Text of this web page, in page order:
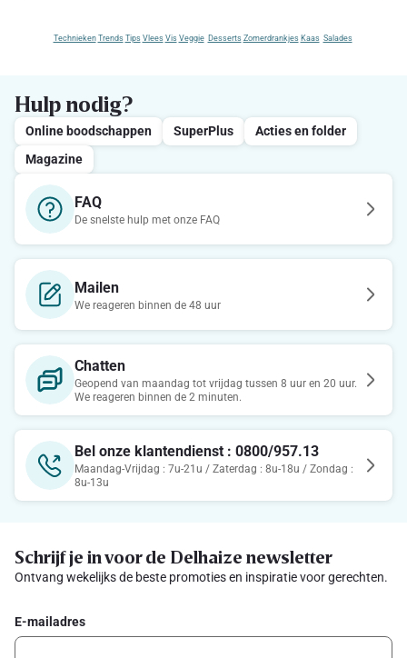
Technieken Trends Tips Vlees Vis Veggie Desserts Zomerdrankjes Kaas Salades
Hulp nodig?
Online boodschappen SuperPlus
Acties en folder
Magazine
FAQ
De snelste hulp met onze FAQ
Mailen
We reageren binnen de 48 uur
Chatten
Geopend van maandag tot vrijdag tussen 8 uur en 20 uur.
We reageren binnen de 2 minuten.
Bel onze klantendienst : 0800/957.13
Maandag-Vrijdag : 7u-21u / Zaterdag : 8u-18u / Zondag :
8u-13u
Schrijf je in voor de Delhaize newsletter
Ontvang wekelijks de beste promoties en inspiratie voor gerechten.
E-mailadres